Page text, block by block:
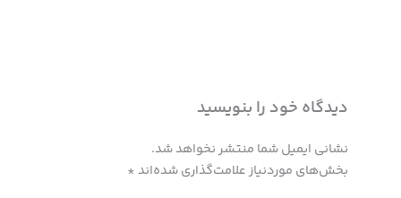
دیدگاه‌ خود را بنویسید
نشانی ایمیل شما منتشر نخواهد شد.
بخش‌های موردنیاز علامت‌گذاری شده‌اند *